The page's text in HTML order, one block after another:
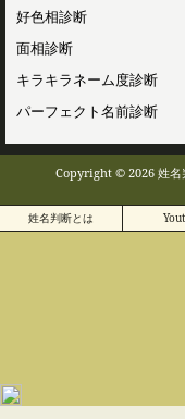
好色相診断
面相診断
キラキラネーム度診断
パーフェクト名前診断
Copyright © 2026 姓名
姓名判断とは